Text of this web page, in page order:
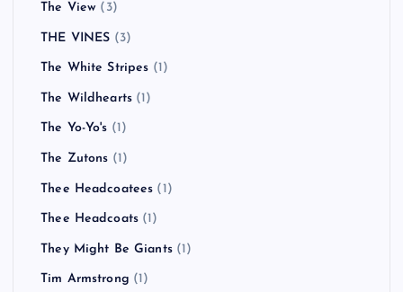
The View (3)
THE VINES (3)
The White Stripes (1)
The Wildhearts (1)
The Yo-Yo's (1)
The Zutons (1)
Thee Headcoatees (1)
Thee Headcoats (1)
They Might Be Giants(1)
Tim Armstrong (1)